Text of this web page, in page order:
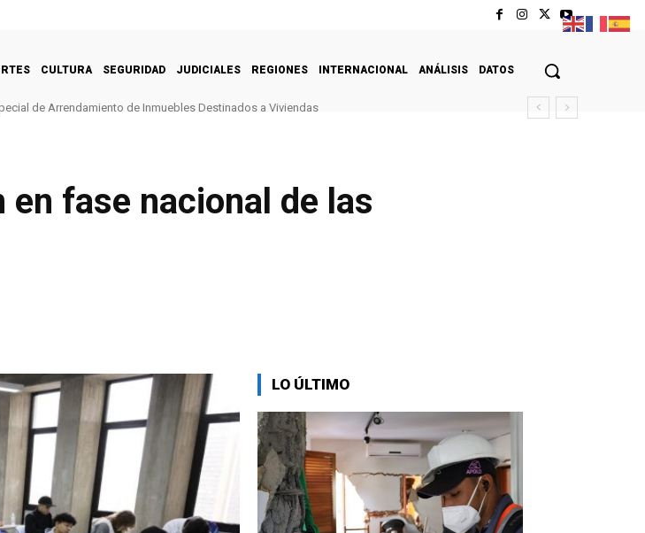
CULTURA SEGURIDAD JUDICIALES REGIONES INTERNACIONAL ANÁLISIS DATOS
de Arrendamiento de Inmuebles Destinados a Viviendas
fase nacional de las
LO ÚLTIMO